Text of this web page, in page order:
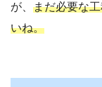
が、 まだ必要な
いね。